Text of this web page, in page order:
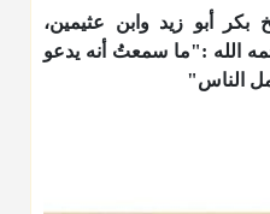
بكر أبو زيد وابن عثيمين،
الله :"ما سمعتُ أنه يدعو
الناس"